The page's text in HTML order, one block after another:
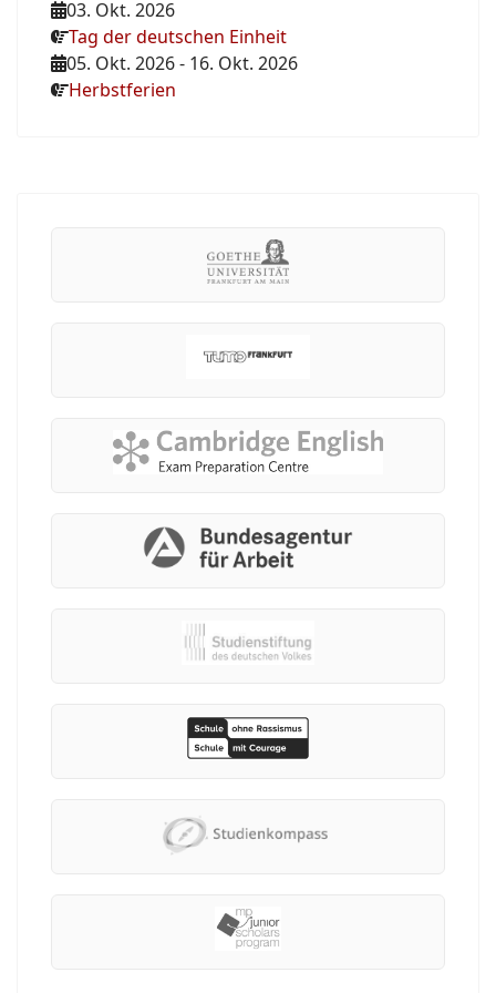
03. Okt. 2026
Tag der deutschen Einheit
05. Okt. 2026- 16. Okt. 2026
Herbstferien